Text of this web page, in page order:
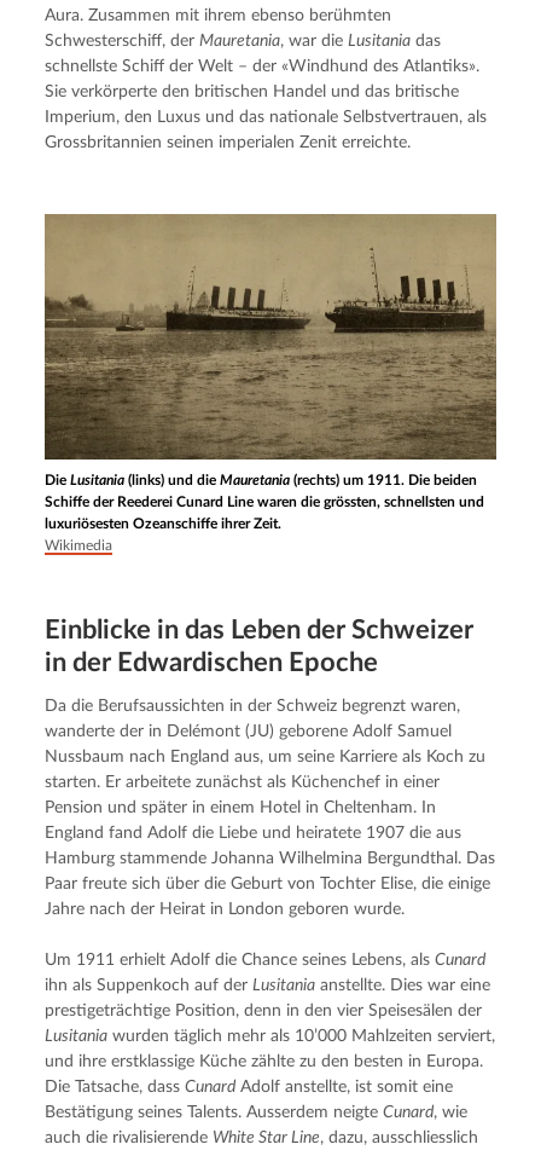
Aura. Zusammen mit ihrem ebenso berühmten
Schwesterschiff, der Mauretania, war die Lusitania das
schnellste Schiff der Welt – der «Windhund des Atlantiks».
Sie verkörperte den britischen Handel und das britische
Imperium, den Luxus und das nationale Selbstvertrauen, als
Grossbritannien seinen imperialen Zenit erreichte.
DieLusitania (links) und dieMauretania(rechts) um 1911. Die beiden
Schiffe der Reederei Cunard Line waren die grössten, schnellsten und
luxuriösesten Ozeanschiffe ihrer Zeit.
Wikimedia
Einblicke in das Leben der Schweizer
in der Edwardi­schen Epoche
Da die Berufsaussichten in der Schweiz begrenzt waren,
wanderte der in Delémont (JU) geborene Adolf Samuel
Nussbaum nach England aus, um seine Karriere als Koch zu
starten. Er arbeitete zunächst als Küchenchef in einer
Pension und später in einem Hotel in Cheltenham. In
England fand Adolf die Liebe und heiratete 1907 die aus
Hamburg stammende Johanna Wilhelmina Bergundthal. Das
Paar freute sich über die Geburt von Tochter Elise, die einige
Jahre nach der Heirat in London geboren wurde.
Um 1911 erhielt Adolf die Chance seines Lebens, als Cunard
ihn als Suppenkoch auf der Lusitania anstellte. Dies war eine
Lusitania wurden täglich mehr als 10’000 Mahlzeiten serviert,
und ihre erstklassige Küche zählte zu den besten in Europa.
Die Tatsache, dass Cunard Adolf anstellte, ist somit eine
Bestätigung seines Talents. Ausserdem neigte Cunard, wie
auch die rivalisierende White Star Line, dazu, ausschliesslich